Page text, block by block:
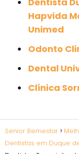
Hapvida
Unimed
Odonto
Dental
Clínica
Senior Bemestar
Dentistas em Duque